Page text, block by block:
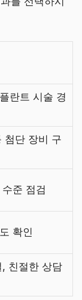
란트 시술 경
첨단 장비 구
준 점검
확인
친절한 상담